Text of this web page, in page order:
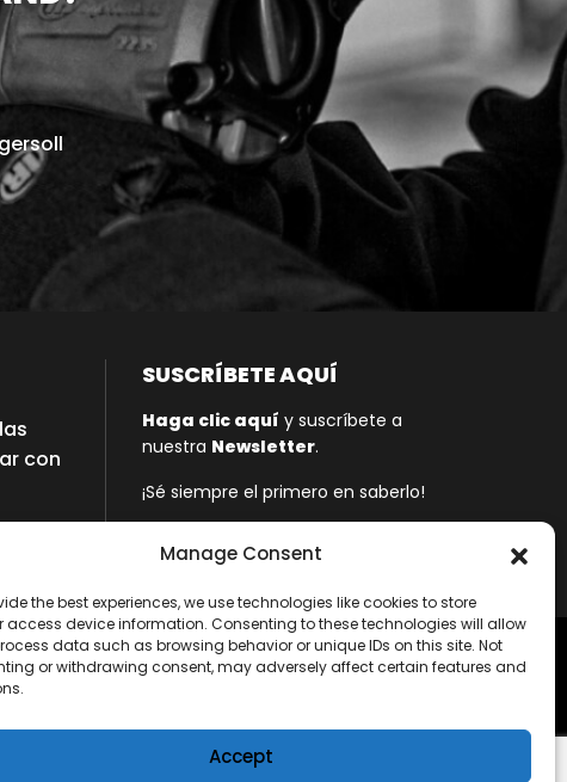
Manage Consent
the best experiences, we use technologies like cookies to store
device information. Consenting to these technologies will allow
data such as browsing behavior or unique IDs on this site. Not
or withdrawing consent, may adversely affect certain features and
Accept
con
SUSCRÍBETE AQUÍ
Haga clic aquí y suscríbete a
nuestra Newsletter.
¡Sé siempre el primero en saberlo!